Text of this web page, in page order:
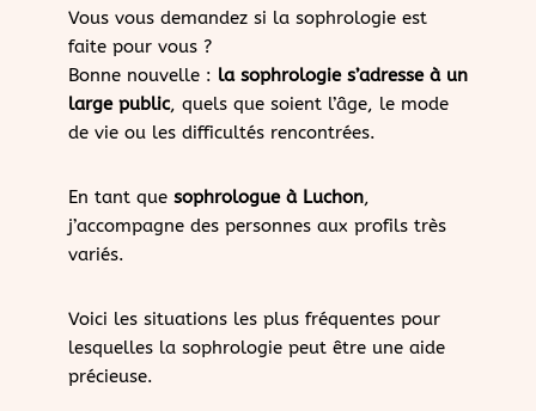
Vous vous demandez si la sophrologie est
faite pour vous ?
Bonne nouvelle : la sophrologie s’adresse à un
large public, quels que soient l’âge, le mode
de vie ou les difficultés rencontrées.
En tant que sophrologue à Luchon,
j’accompagne des personnes aux profils très
variés.
Voici les situations les plus fréquentes pour
lesquelles la sophrologie peut être une aide
précieuse.